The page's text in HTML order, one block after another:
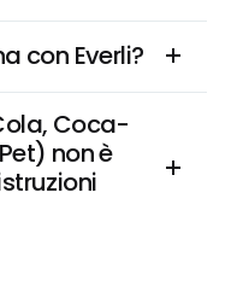
con Everli?
Coca-
non è